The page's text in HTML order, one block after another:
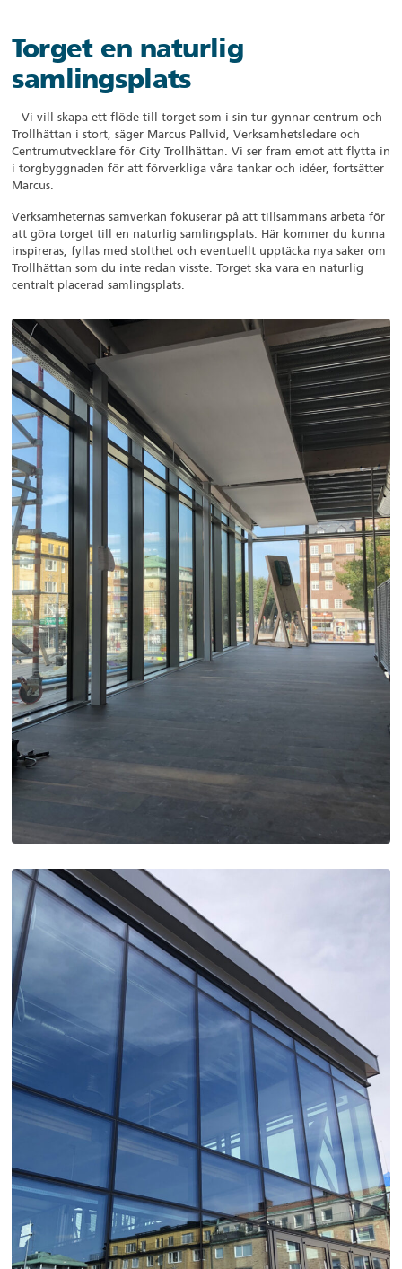
Torget en naturlig
samlingsplats
– Vi vill skapa ett flöde till torget som i sin tur gynnar centrum och
Trollhättan i stort, säger Marcus Pallvid, Verksamhetsledare och
Centrumutvecklare för City Trollhättan. Vi ser fram emot att flytta in
i torgbyggnaden för att förverkliga våra tankar och idéer, fortsätter
Marcus.
Verksamheternas samverkan fokuserar på att tillsammans arbeta för
att göra torget till en naturlig samlingsplats. Här kommer du kunna
inspireras, fyllas med stolthet och eventuellt upptäcka nya saker om
Trollhättan som du inte redan visste. Torget ska vara en naturlig
centralt placerad samlingsplats.